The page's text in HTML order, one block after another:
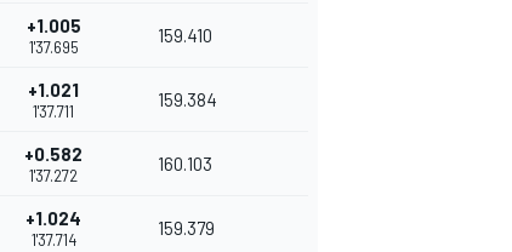
+1.005
1'37.695
159.410
+1.021
1'37.711
159.384
+0.582
1'37.272
160.103
+1.024
1'37.714
159.379